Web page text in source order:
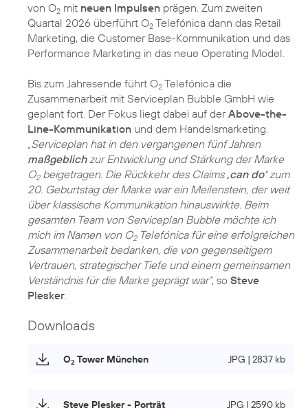
von O2 mit neuen Impulsen prägen. Zum zweiten
Quartal 2026 überführt O2 Telefónica dann das Retail
Marketing, die Customer Base-Kommunikation und das
Performance Marketing in das neue Operating Model.
Bis zum Jahresende führt O2 Telefónica die
Zusammenarbeit mit Serviceplan Bubble GmbH wie
geplant fort. Der Fokus liegt dabei auf derAbove-the-
Line-Kommunikation und dem Handelsmarketing.
„Serviceplan hat in den vergangenen fünf Jahren
maßgeblichzur Entwicklung und Stärkung der Marke
O2beigetragen. Die Rückkehr des Claims ‚can do‘zum
20. Geburtstag der Marke war ein Meilenstein, der weit
über klassische Kommunikation hinauswirkte. Beim
gesamten Team von Serviceplan Bubble möchte ich
mich im Namen von O2Telefónica für eine erfolgreichen
Zusammenarbeit bedanken, die von gegenseitigem
Vertrauen, strategischer Tiefe und einem gemeinsamen
Verständnis für die Marke geprägt war“, so Steve
Plesker
Downloads
O2 Tower München JPG | 2837 kb
Steve Plesker - Porträt JPG | 2590 kb